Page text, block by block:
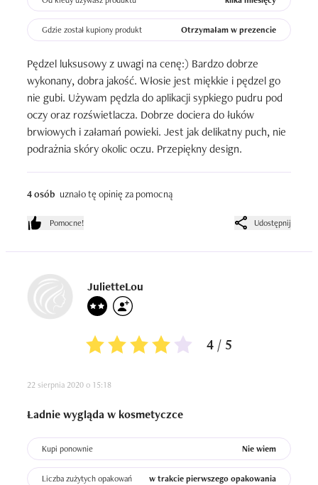
Gdzie został kupiony produkt Otrzymałam w prezencie
Pędzel luksusowy z uwagi na cenę:) Bardzo dobrze
wykonany, dobra jakość. Włosie jest miękkie i pędzel go
nie gubi. Używam pędzla do aplikacji sypkiego pudru pod
oczy oraz rozświetlacza. Dobrze dociera do łuków
brwiowych i załamań powieki. Jest jak delikatny puch, nie
podrażnia skóry okolic oczu. Przepiękny design.
4 osób uznało tę opinię za pomocną
Pomocne! Udostępnij
JulietteLou
4 / 5
22 sierpnia 2020 o 15:18
Ładnie wygląda w kosmetyczce
Kupi ponownie Nie wiem
Liczba zużytych opakowań w trakcie pierwszego opakowania